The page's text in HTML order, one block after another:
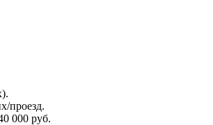
проезд.
000 руб.